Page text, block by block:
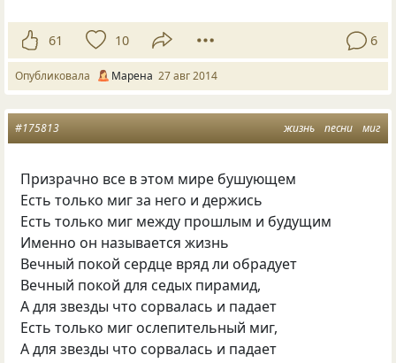
61 10 6
Опубликовала Марена 27 авг 2014
жизнь песни миг
#175813
Призрачно все в этом мире бушующем
Есть только миг за него и держись
Есть только миг между прошлым и будущим
Именно он называется жизнь
Вечный покой сердце вряд ли обрадует
Вечный покой для седых пирамид,
А для звезды что сорвалась и падает
Есть только миг ослепительный миг,
А для звезды что сорвалась и падает